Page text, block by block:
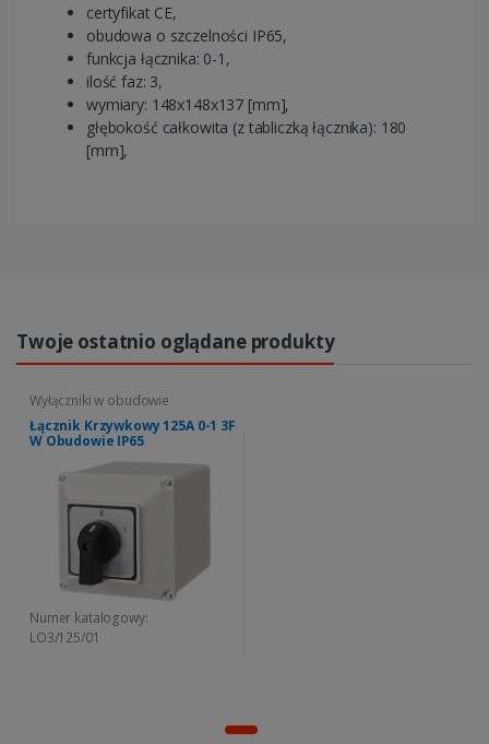
certyfikat CE,
obudowa o szczelności IP65,
funkcja łącznika: 0-1,
ilość faz: 3,
wymiary: 148x148x137 [mm],
głębokość całkowita (z tabliczką łącznika): 180
[mm],
Twoje ostatnio oglądane produkty
Wyłączniki w obudowie
Łącznik Krzywkowy 125A 0-1 3F
W Obudowie IP65
Numer katalogowy:
LO3/125/01